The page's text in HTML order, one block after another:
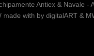
Antiex & Navale -
/ made with by digitalART &